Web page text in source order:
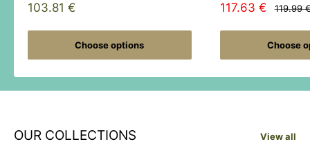
Sale
103.81 €
Choose options
Sale
117.63 €
Regular
119.99
Choose
OUR COLLECTIONS View all